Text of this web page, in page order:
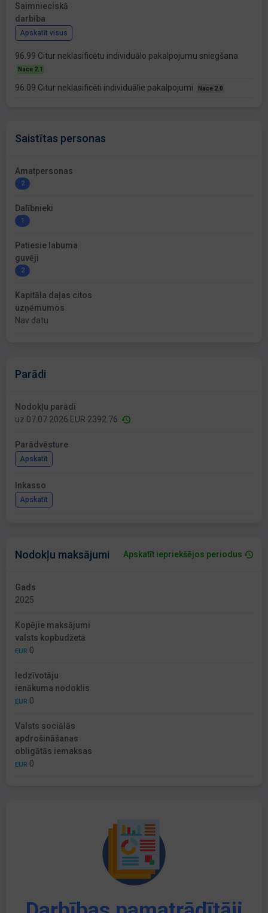
Saimnieciskā
darbība
Apskatīt visus
96.99 Citur neklasificētu individuālo pakalpojumu sniegšana
Nace 2.1
96.09 Citur neklasificēti individuālie pakalpojumi Nace 2.0
Saistītas personas
Amatpersonas
2
Dalībnieki
1
Patiesie labuma
guvēji
2
Kapitāla daļas citos
uzņēmumos
Nav datu
Parādi
Nodokļu parādi
uz 07.07.2026 EUR 2392.76
Parādvēsture
Apskatīt
Inkasso
Apskatīt
Nodokļu maksājumi Apskatīt iepriekšējos periodus
Gads
2025
Kopējie maksājumi
valsts kopbudžetā
EUR 0
Iedzīvotāju
ienākuma nodoklis
EUR 0
Valsts sociālās
apdrošināšanas
obligātās iemaksas
EUR 0